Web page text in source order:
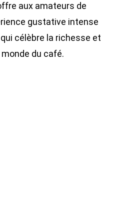
aux amateurs de
gustative intense
célèbre la richesse et
du café.